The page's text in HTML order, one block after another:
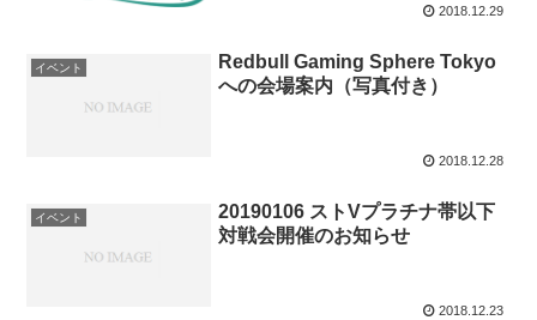
2018.12.29
イベント
Redbull Gaming Sphere Tokyo
への会場案内（写真付き）
2018.12.28
イベント
20190106 ストVプラチナ帯以下
対戦会開催のお知らせ
2018.12.23